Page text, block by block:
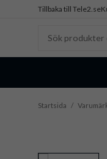
Tillbaka till Tele2.se
Startsida /